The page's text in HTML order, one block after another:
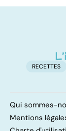
RECETTES
Qui sommes-
Mentions